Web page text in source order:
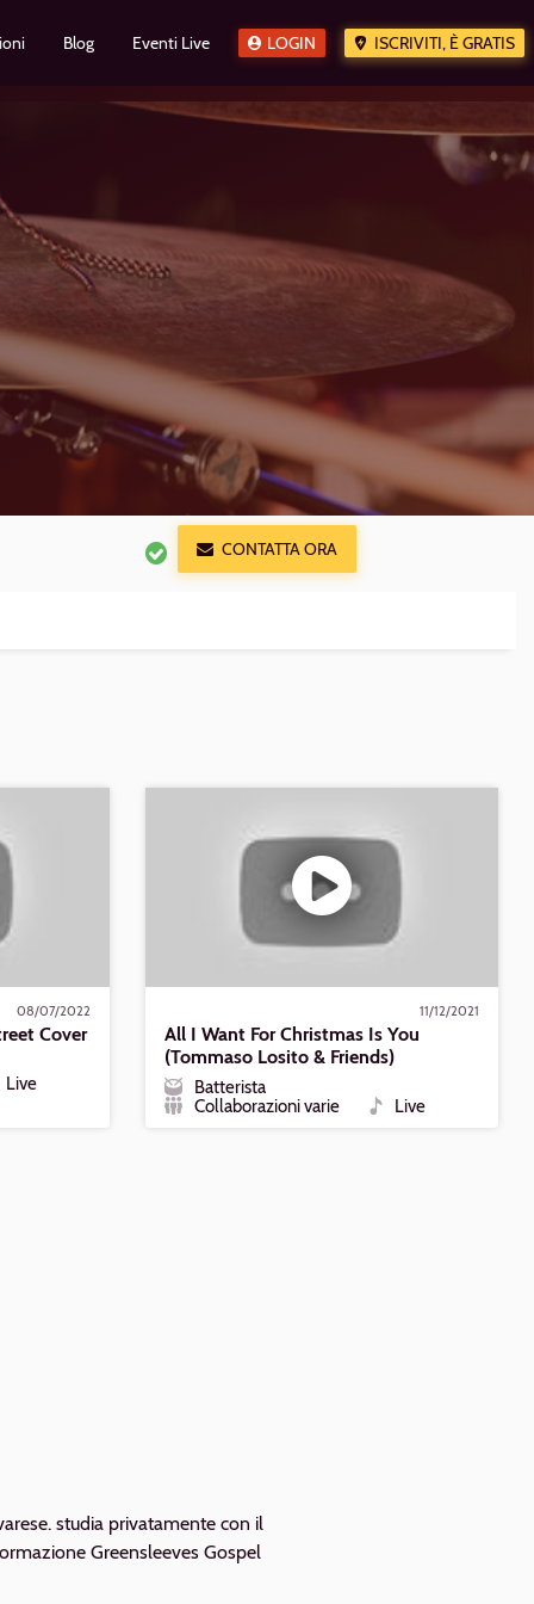
Blog Eventi Live LOGIN ISCRIVITI, È GRATIS
CONTATTA ORA
08/07/2022
Cover
Live
&
11/12/2021
All I Want For Christmas Is You
(Tommaso Losito & Friends)
Ruolo
Batterista
Collaborazioni varie
Live
studia privatamente con il
Greensleeves Gospel